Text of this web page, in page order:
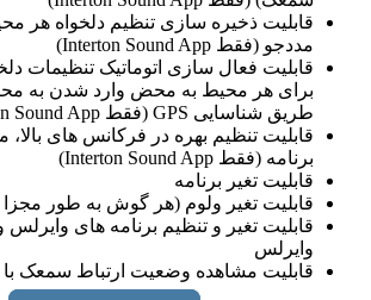
قابلیت ذخیره سازی تنظیم دلخواه هر
مددجو (فقط Interton Sound App)
قابلیت فعال سازی اتوماتیک تنظیمات
برای هر محیط به محض وارد شدن به
طریق شناسایی GPS (فقط Interton Sound App)
قابلیت تنظیم بهره در فرکانس های بالا،
برنامه (فقط Interton Sound App)
قابلیت تغیر برنامه
قابلیت تغیر ولوم (هر گوش به طور مجزا
قابلیت تغیر و تنظیم برنامه های وایرلس
وایرلس
قابلیت مشاهده وضعیت ارتباط سمعک با